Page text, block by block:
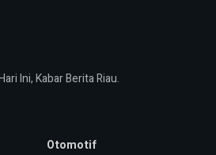
Ini, Kabar Berita Riau.
Otomotif